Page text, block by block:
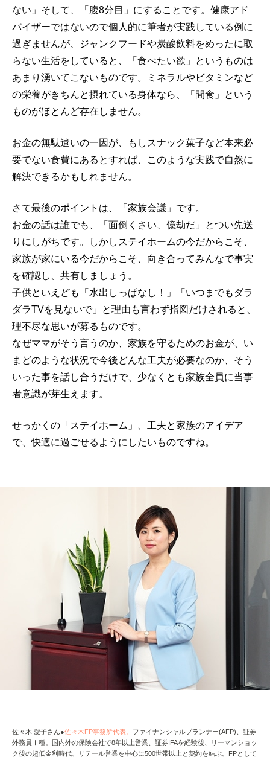
ない」そして、「腹8分目」にすることです。健康アド
バイザーではないので個人的に筆者が実践している例に
過ぎませんが、ジャンクフードや炭酸飲料をめったに取
らない生活をしていると、「食べたい欲」というものは
あまり湧いてこないものです。ミネラルやビタミンなど
の栄養がきちんと摂れている身体なら、「間食」という
ものがほとんど存在しません。
お金の無駄遣いの一因が、もしスナック菓子など本来必
要でない食費にあるとすれば、このような実践で自然に
解決できるかもしれません。
さて最後のポイントは、「家族会議」です。
お金の話は誰でも、「面倒くさい、億劫だ」とつい先送
りにしがちです。しかしステイホームの今だからこそ、
家族が家にいる今だからこそ、向き合ってみんなで事実
を確認し、共有しましょう。
子供といえども「水出しっぱなし！」「いつまでもダラ
ダラTVを見ないで」と理由も言わず指図だけされると、
理不尽な思いが募るものです。
なぜママがそう言うのか、家族を守るためのお金が、い
まどのような状況で今後どんな工夫が必要なのか、そう
いった事を話し合うだけで、少なくとも家族全員に当事
者意識が芽生えます。
せっかくの「ステイホーム」、工夫と家族のアイデア
で、快適に過ごせるようにしたいものですね。
佐々木 愛子さん●佐々木FP事務所代表。 ファイナンシャルプランナー(AFP)、証券
外務員Ⅰ種。国内外の保険会社で8年以上営業、証券IFAを経験後、リーマンショッ
ク後の超低金利時代、リテール営業を中心に500世帯以上と契約を結ぶ。FPとして